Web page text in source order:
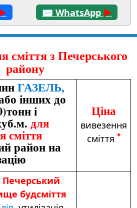
✉ WhatsApp ►
сміття з Печерського
району
ГАЗЕЛЬ,
інших до
і
для
сміття
район на
Ціна
вивезення
сміття *
Печерський
будсміття